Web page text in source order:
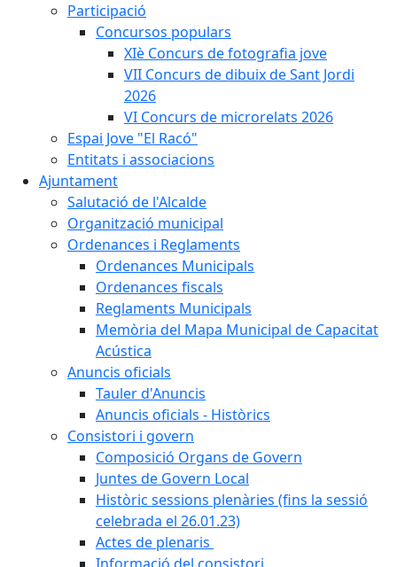
Participació
Concursos populars
XIè Concurs de fotografia jove
VII Concurs de dibuix de Sant Jordi
2026
VI Concurs de microrelats 2026
Espai Jove "El Racó"
Entitats i associacions
Ajuntament
Salutació de l'Alcalde
Organització municipal
Ordenances i Reglaments
Ordenances Municipals
Ordenances fiscals
Reglaments Municipals
Memòria del Mapa Municipal de Capacitat
Acústica
Anuncis oficials
Tauler d'Anuncis
Anuncis oficials - Històrics
Consistori i govern
Composició Organs de Govern
Juntes de Govern Local
Històric sessions plenàries (fins la sessió
celebrada el 26.01.23)
Actes de plenaris